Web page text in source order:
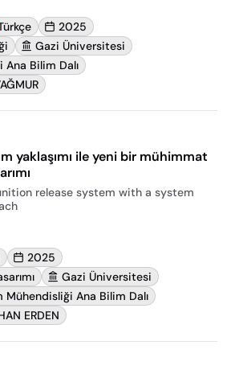
2025
Gazi Üniversitesi
Bilim Dalı
yaklaşımı ile yeni bir mühimmat
release system with a system
2025
Gazi Üniversitesi
Mühendisliği Ana Bilim Dalı
ERDEN